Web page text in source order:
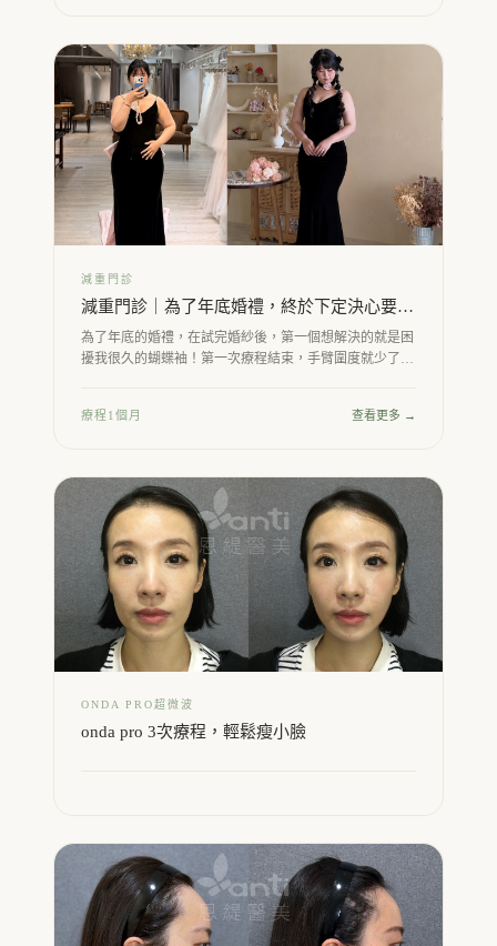
減重門診
減重門診｜為了年底婚禮，終於下定決心要瘦
身
為了年底的婚禮，在試完婚紗後，第一個想解決的就是困
擾我很久的蝴蝶袖！第一次療程結束，手臂圍度就少了
療程1個月 查看更多 →
ONDA PRO超微波
onda pro 3次療程，輕鬆瘦小臉